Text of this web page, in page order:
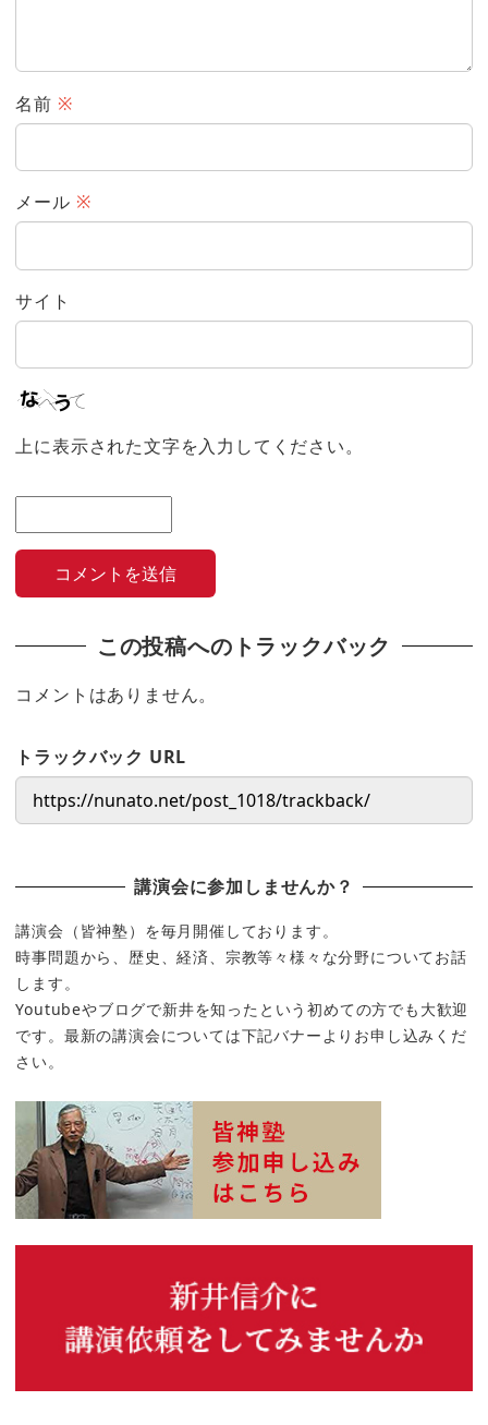
名前 ※
メール ※
サイト
上に表示された文字を入力してください。
この投稿へのトラックバック
コメントはありません。
トラックバック URL
講演会に参加しませんか？
講演会（皆神塾）を毎月開催しております。
時事問題から、歴史、経済、宗教等々様々な分野についてお話
します。
Youtubeやブログで新井を知ったという初めての方でも大歓迎
です。最新の講演会については下記バナーよりお申し込みくだ
さい。